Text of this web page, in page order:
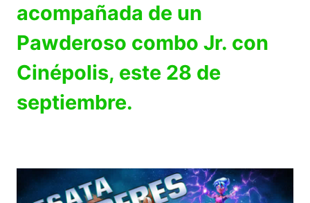
acompañada de un
Pawderoso combo Jr. con
Cinépolis, este 28 de
septiembre.